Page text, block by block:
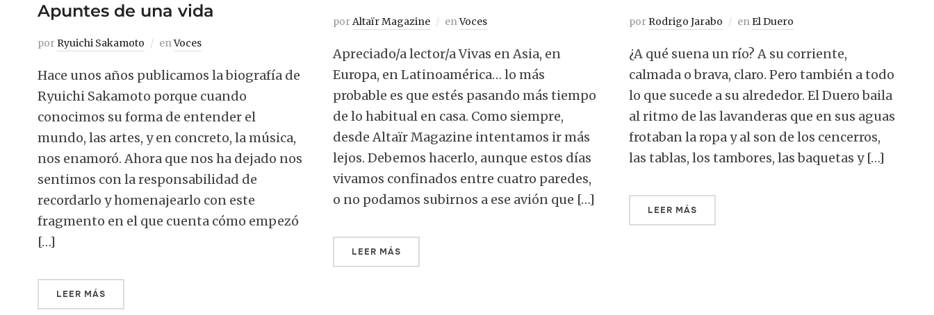
Apuntes de una vida
por Ryuichi Sakamoto enVoces
Hace unos años publicamos la biografía de
Ryuichi Sakamoto porque cuando
conocimos su forma de entender el
mundo, las artes, y en concreto, la música,
nos enamoró. Ahora que nos ha dejado nos
sentimos con la responsabilidad de
recordarlo y homenajearlo con este
fragmento en el que cuenta cómo empezó
[…]
LEER MÁS
porAltaïr Magazine enVoces
Apreciado/a lector/a Vivas en Asia, en
Europa, en Latinoamérica… lo más
probable es que estés pasando más tiempo
de lo habitual en casa. Como siempre,
desde Altaïr Magazine intentamos ir más
lejos. Debemos hacerlo, aunque estos días
vivamos confinados entre cuatro paredes,
o no podamos subirnos a ese avión que […]
LEER MÁS
por Rodrigo Jarabo en El Duero
¿A qué suena un río? A su corriente,
calmada o brava, claro. Pero también a todo
lo que sucede a su alrededor. El Duero baila
al ritmo de las lavanderas que en sus aguas
frotaban la ropa y al son de los cencerros,
las tablas, los tambores, las baquetas y […]
LEER MÁS